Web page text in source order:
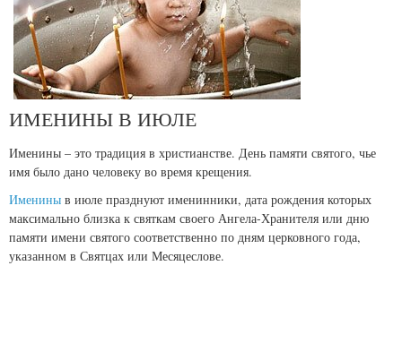
ИМЕНИНЫ В ИЮЛЕ
Именины – это традиция в христианстве. День памяти святого, чье
имя было дано человеку во время крещения.
Именины в июле празднуют именинники, дата рождения которых
максимально близка к святкам своего Ангела-Хранителя или дню
памяти имени святого соответственно по дням церковного года,
указанном в Святцах или Месяцеслове.